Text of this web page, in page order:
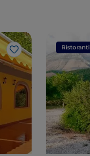
Like
Ristoranti